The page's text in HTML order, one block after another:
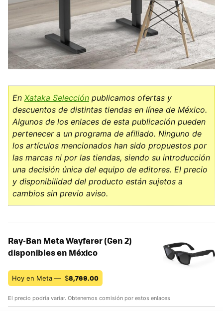
En Xataka Selección publicamos ofertas y
descuentos de distintas tiendas en línea de México.
Algunos de los enlaces de esta publicación pueden
pertenecer a un programa de afiliado. Ninguno de
los artículos mencionados han sido propuestos por
las marcas ni por las tiendas, siendo su introducción
una decisión única del equipo de editores. El precio
y disponibilidad del producto están sujetos a
cambios sin previo aviso.
Ray-Ban Meta Wayfarer (Gen 2)
disponibles en México
Hoy en Meta — $8,769.00
El precio podría variar. Obtenemos comisión por estos enlaces